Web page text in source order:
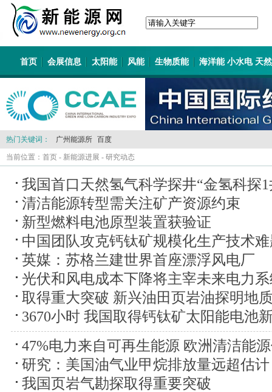
首页 会展信息 太阳能 风能 生物质能 海洋能 小水电 天
热门关键词： 广州能源所 百度
当前位置： 首页 - 新能源进展 - 研究动态
我国首口天然氢气科学探井“金氢科探
清洁能源转型需关注矿产资源约束
新型燃料电池原型装置获验证
中国团队攻克钙钛矿规模化生产技术
英媒：苏格兰建世界首座漂浮风电厂
光伏和风电成本下降将主宰未来电力
取得重大突破 新兴油田页岩油探明地
3670小时 我国取得钙钛矿太阳能电池
47%电力来自可再生能源 欧洲清洁能
研究：美国油气业甲烷排放量远超估计
我国页岩气勘探取得重要突破